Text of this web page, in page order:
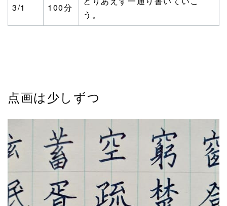
3/1 100分
う。
点画は少しずつ